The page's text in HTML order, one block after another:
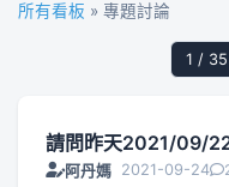
所有看板 » 專題討論
1 / 35
請問昨天2021/09/
阿丹媽 2021-09-24